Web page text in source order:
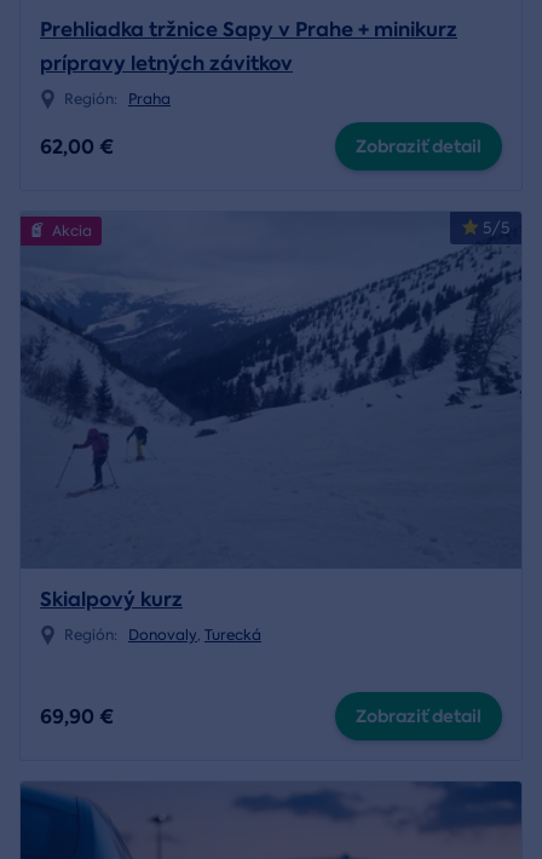
Prehliadka tržnice Sapy v Prahe + minikurz
prípravy letných závitkov
Región: Praha
62,00 € Zobraziť detail
5/5
Akcia
Skialpový kurz
Región: Donovaly, Turecká
69,90 € Zobraziť detail